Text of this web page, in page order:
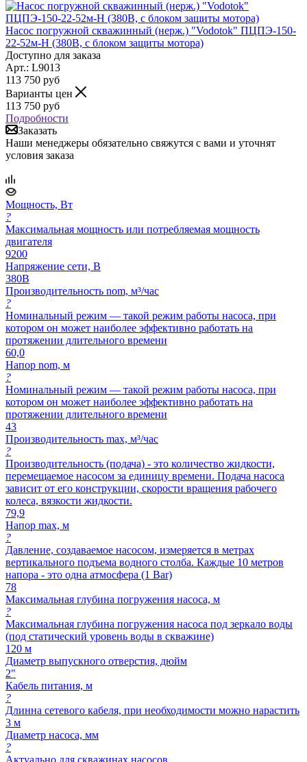
Насос погружной скважинный (нерж.) "Vodotok" ПЦПЭ-150-
22-52м-Н (380В, с блоком защиты мотора)
Доступно для заказа
Арт.: L9013
113 750 руб
Варианты цен
113 750 руб
Подробности
Заказать
Наши менеджеры обязательно свяжутся с вами и уточнят
условия заказа
Мощность, Вт
?
Максимальная мощность или потребляемая мощность
двигателя
9200
Напряжение сети, В
380В
Производительность nom, м³/час
?
Номинальный режим — такой режим работы насоса, при
котором он может наиболее эффективно работать на
протяжении длительного времени
60,0
Напор nom, м
?
Номинальный режим — такой режим работы насоса, при
котором он может наиболее эффективно работать на
протяжении длительного времени
43
Производительность max, м³/час
?
Производительность (подача) - это количество жидкости,
перемещаемое насосом за единицу времени. Подача насоса
зависит от его конструкции, скорости вращения рабочего
колеса, вязкости жидкости.
79,9
Напор max, м
?
Давление, создаваемое насосом, измеряется в метрах
вертикального подъема водного столба. Каждые 10 метров
напора - это одна атмосфера (1 Bar)
78
Максимальная глубина погружения насоса, м
?
Максимальная глубина погружения насоса под зеркало воды
(под статический уровень воды в скважине)
120 м
Диаметр выпускного отверстия, дюйм
2"
Кабель питания, м
?
Длинна сетевого кабеля, при необходимости можно нарастить
3 м
Диаметр насоса, мм
?
Актуально для скважинах насосов